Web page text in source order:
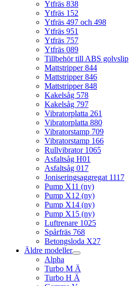
Ytfräs 838
Ytfräs 152
Ytfräs 497 och 498
Ytfräs 951
Ytfräs 757
Ytfräs 089
Tillbehör till ABS golvslip
Mattstripper 844
Mattstripper 846
Mattstripper 848
Kakelsåg 578
Kakelsåg 797
Vibratorplatta 261
Vibratorplatta 880
Vibratorstamp 709
Vibratorstamp 166
Rullvibrator 1065
Asfaltsåg H01
Asfaltsåg 017
Joniseringsaggregat 1117
Pump X11 (ny)
Pump X12 (ny)
Pump X14 (ny)
Pump X15 (ny)
Luftrenare 1025
Spårfräs 768
Betongsloda X27
Äldre modeller
Alpha
Turbo M Ä
Turbo H Ä